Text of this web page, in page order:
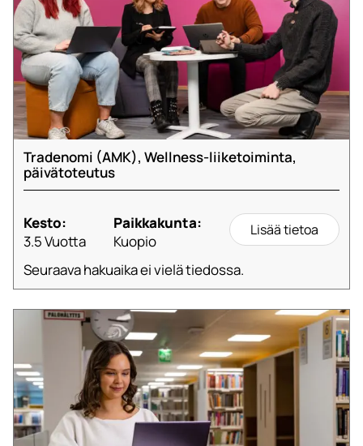
Tradenomi (AMK), Wellness-liiketoiminta,
päivätoteutus
Kesto:
3.5 Vuotta
Paikkakunta:
Kuopio
Lisää tietoa
Seuraava hakuaika ei vielä tiedossa.